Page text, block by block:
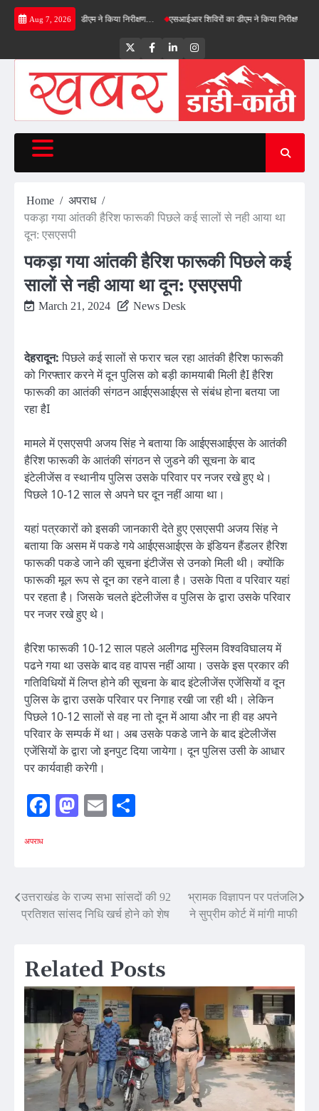
Skip
Aug 7, 2026
बाईपास का डीएम ने किया निरीक्षण… एसआईआर शिविरों का डीएम ने किया निरीक्षण, बोले—कोई
TwitterFacebookLinkedInInstagram
Home
अपराध
पकड़ा गया आंतकी हैरिश फारूकी पिछले कई सालों से नही आया था
दून: एसएसपी
पकड़ा गया आंतकी हैरिश फारूकी पिछले कई
सालों से नही आया था दून: एसएसपी
March 21, 2024 News Desk
देहरादून:पिछले कई सालों से फरार चल रहा आतंकी हैरिश फारूकी
को गिरफ्तार करने में दून पुलिस को बड़ी कामयाबी मिली हैI हैरिश
फारूकी का आतंकी संगठन आईएसआईएस से संबंध होना बतया जा
रहा हैI
मामले में एसएसपी अजय सिंह ने बताया कि आईएसआईएस के आतंकी
हैरिश फारूकी के आतंकी संगठन से जुडने की सूचना के बाद
इंटेलीजेंस व स्थानीय पुलिस उसके परिवार पर नजर रखे हुए थे।
पिछले 10-12 साल से अपने घर दून नहीं आया था।
यहां पत्रकारों को इसकी जानकारी देते हुए एसएसपी अजय सिंह ने
बताया कि असम में पकडे गये आईएसआईएस के इंडियन हैंडलर हैरिश
फारूकी पकडे जाने की सूचना इंटीजेंस से उनको मिली थी। क्योंकि
फारूकी मूल रूप से दून का रहने वाला है। उसके पिता व परिवार यहां
पर रहता है। जिसके चलते इंटेलीजेंस व पुलिस के द्वारा उसके परिवार
पर नजर रखे हुए थे।
हैरिश फारूकी 10-12 साल पहले अलीगढ मुस्लिम विश्वविघालय में
पढने गया था उसके बाद वह वापस नहीं आया। उसके इस प्रकार की
गतिविधियों में लिप्त होने की सूचना के बाद इंटेलीजेंस एजेंसियों व दून
पुलिस के द्वारा उसके परिवार पर निगाह रखी जा रही थी। लेकिन
पिछले 10-12 सालों से वह ना तो दून में आया और ना ही वह अपने
परिवार के सम्पर्क में था। अब उसके पकडे जाने के बाद इंटेलीजेंस
एजेंसियों के द्वारा जो इनपुट दिया जायेगा। दून पुलिस उसी के आधार
पर कार्यवाही करेगी।
Facebook
Mastodon
Email
अपराध
Post
navigation
उत्तराखंड के राज्य सभा सांसदों की 92
प्रतिशत सांसद निधि खर्च होने को शेष
भ्रामक विज्ञापन पर पतंजलि
ने सुप्रीम कोर्ट में मांगी माफी
Related Posts